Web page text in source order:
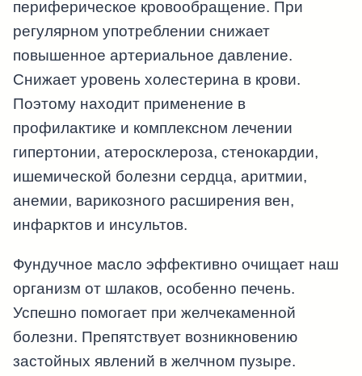
периферическое кровообращение. При
регулярном употреблении снижает
повышенное артериальное давление.
Снижает уровень холестерина в крови.
Поэтому находит применение в
профилактике и комплексном лечении
гипертонии, атеросклероза, стенокардии,
ишемической болезни сердца, аритмии,
анемии, варикозного расширения вен,
инфарктов и инсультов.
Фундучное масло эффективно очищает наш
организм от шлаков, особенно печень.
Успешно помогает при желчекаменной
болезни. Препятствует возникновению
застойных явлений в желчном пузыре.